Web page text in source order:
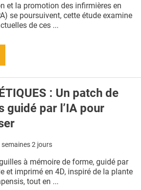
et la promotion des infirmières en
se poursuivent, cette étude examine
de ces ...
: Un patch de
guidé par l’IA pour
semaines 2 jours
à mémoire de forme, guidé par
et imprimé en 4D, inspiré de la plante
tout en ...